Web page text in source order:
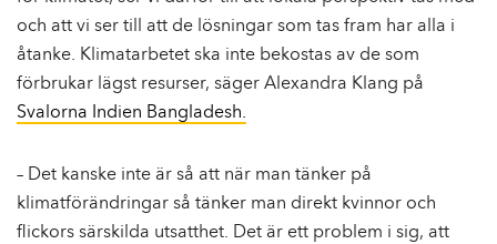
och att vi ser till att de lösningar som tas fram har alla i
åtanke. Klimatarbetet ska inte bekostas av de som
förbrukar lägst resurser, säger Alexandra Klang på
Svalorna Indien Bangladesh.
– Det kanske inte är så att när man tänker på
klimatförändringar så tänker man direkt kvinnor och
flickors särskilda utsatthet. Det är ett problem i sig, att